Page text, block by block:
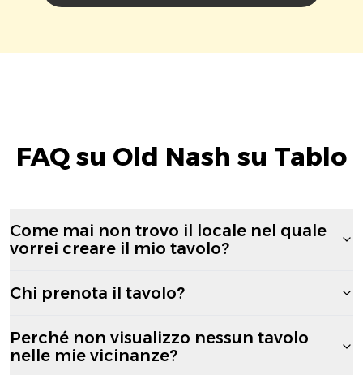
FAQ su Old Nash su Tablo
Come mai non trovo il locale nel quale
vorrei creare il mio tavolo?
Chi prenota il tavolo?
Perché non visualizzo nessun tavolo
nelle mie vicinanze?